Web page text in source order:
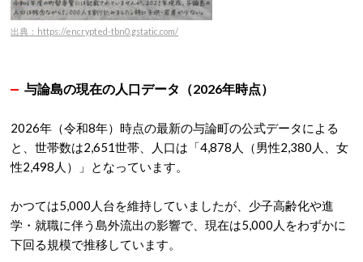
出典：https://encrypted-tbn0.gstatic.com/
与論島の現在の人口データ（2026年時点）
2026年（令和8年）時点の最新の与論町の公式データによる
と、世帯数は2,651世帯、
人口は「4,878人
（男性2,380人、女
性2,498人）」となっています。
かつては5,000人台を維持していましたが、少子高齢化や進
学・就職に伴う島外流出の影響で、現在は5,000人をわずかに
下回る規模で推移しています。